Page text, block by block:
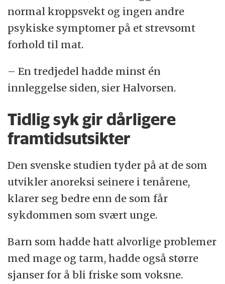
normal kroppsvekt og ingen andre
psykiske symptomer på et strevsomt
forhold til mat.
– En tredjedel hadde minst én
innleggelse siden, sier Halvorsen.
Tidlig syk gir dårligere
framtidsutsikter
Den svenske studien tyder på at de som
utvikler anoreksi seinere i tenårene,
klarer seg bedre enn de som får
sykdommen som svært unge.
Barn som hadde hatt alvorlige problemer
med mage og tarm, hadde også større
sjanser for å bli friske som voksne.